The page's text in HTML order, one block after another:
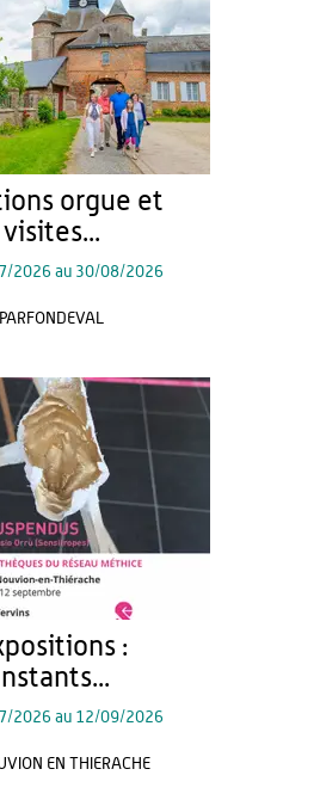
orgue et
visites...
2026 au 30/08/2026
PARFONDEVAL
:
Instants...
2026 au 12/09/2026
EN THIERACHE